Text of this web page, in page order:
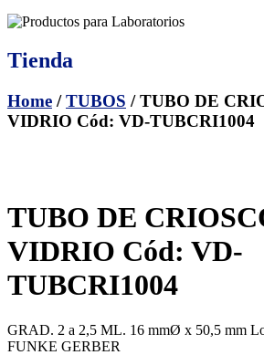
Tienda
Home /TUBOS / TUBO DE
VIDRIO Cód: VD-TUBCRI1004
TUBO DE
VIDRIO Cód: VD-
TUBCRI1004
GRAD. 2 a 2,5 ML. 16 mmØ x 50,5 mm
FUNKE GERBER